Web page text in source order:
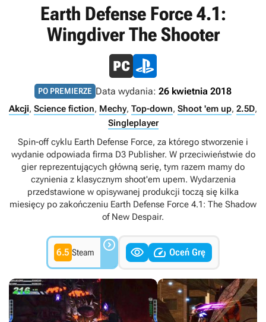
Earth Defense Force 4.1:
Wingdiver The Shooter
PO PREMIERZE Data wydania: 26 kwietnia 2018
Akcji, Science fiction, Mechy, Top-down, Shoot 'em up, 2.5D,
Singleplayer
Spin-off cyklu Earth Defense Force, za którego stworzenie i
wydanie odpowiada firma D3 Publisher. W przeciwieństwie do
gier reprezentujących główną serię, tym razem mamy do
czynienia z klasycznym shoot'em upem. Wydarzenia
przedstawione w opisywanej produkcji toczą się kilka
miesięcy po zakończeniu Earth Defense Force 4.1: The Shadow
of New Despair.
6.5 Steam    Oceń Grę